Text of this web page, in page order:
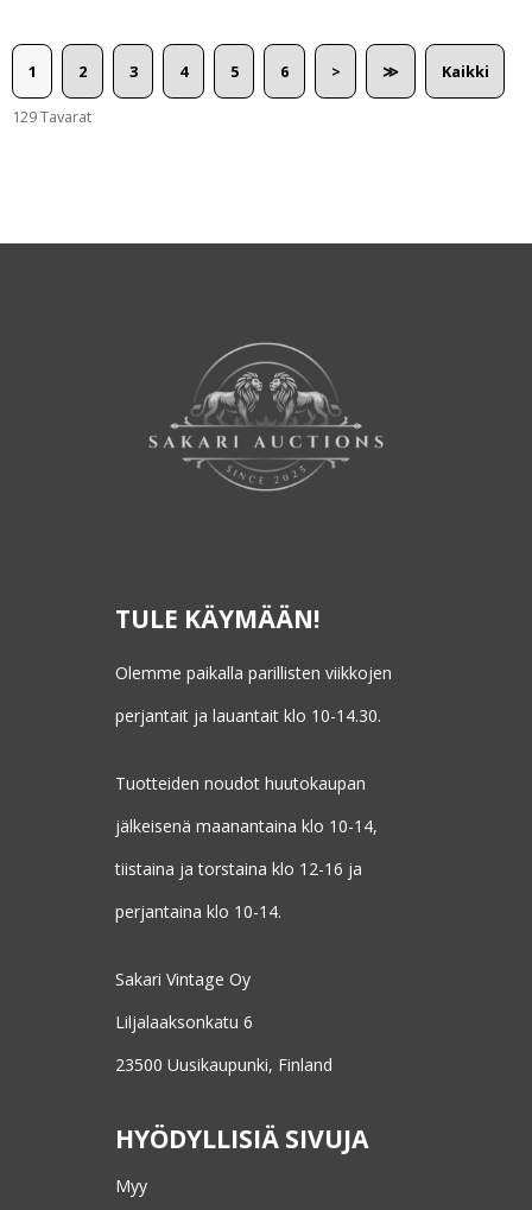
1 2 3 4 5 6 > ≫ Kaikki
129 Tavarat
TULE KÄYMÄÄN!
Olemme paikalla parillisten viikkojen
perjantait ja lauantait klo 10-14.30.
Tuotteiden noudot huutokaupan
jälkeisenä maanantaina klo 10-14,
tiistaina ja torstaina klo 12-16 ja
perjantaina klo 10-14.
Sakari Vintage Oy
Liljalaaksonkatu 6
23500 Uusikaupunki, Finland
HYÖDYLLISIÄ SIVUJA
Myy